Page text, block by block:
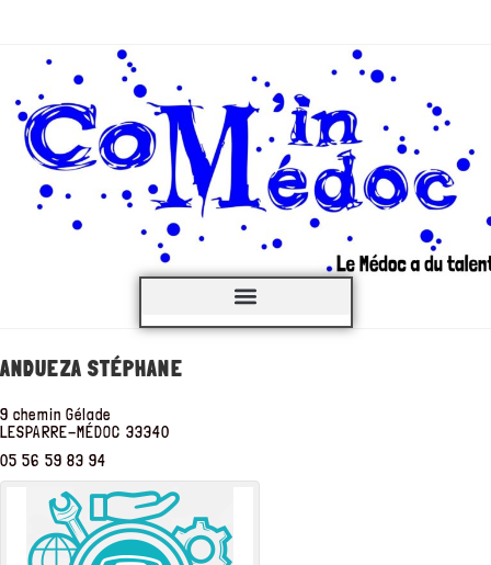
ANDUEZA STÉPHANE
9 chemin Gélade
LESPARRE-MÉDOC 33340
05 56 59 83 94